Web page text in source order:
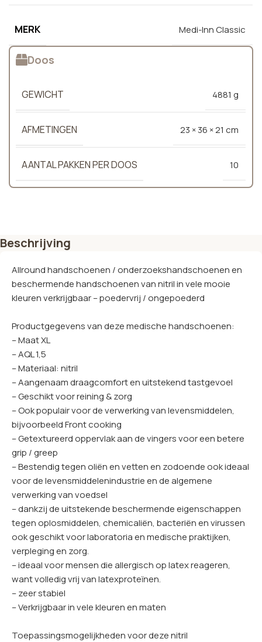
MERK Medi-Inn Classic
Doos
GEWICHT 4881 g
AFMETINGEN 23 × 36 × 21 cm
AANTAL PAKKEN PER DOOS 10
Beschrijving
Allround handschoenen / onderzoekshandschoenen en
beschermende handschoenen van nitril in vele mooie
kleuren verkrijgbaar – poedervrij / ongepoederd
Productgegevens van deze medische handschoenen:
– Maat XL
– AQL 1,5
– Materiaal: nitril
– Aangenaam draagcomfort en uitstekend tastgevoel
– Geschikt voor reining & zorg
– Ook populair voor de verwerking van levensmiddelen,
bijvoorbeeld Front cooking
– Getextureerd oppervlak aan de vingers voor een betere
grip / greep
– Bestendig tegen oliën en vetten en zodoende ook ideaal
voor de levensmiddelenindustrie en de algemene
verwerking van voedsel
– dankzij de uitstekende beschermende eigenschappen
tegen oplosmiddelen, chemicaliën, bacteriën en virussen
ook geschikt voor laboratoria en medische praktijken,
verpleging en zorg.
– ideaal voor mensen die allergisch op latex reageren,
want volledig vrij van latexproteïnen.
– zeer stabiel
– Verkrijgbaar in vele kleuren en maten
Toepassingsmogelijkheden voor deze nitril